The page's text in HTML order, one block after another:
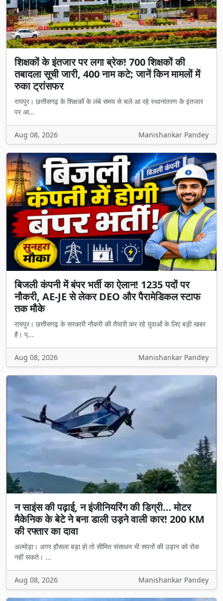
शिक्षकों के इंतजार पर लगा ब्रेक! 700 शिक्षकों की
तबादला सूची जारी, 400 नाम कटे; जानें किन मामलों में
रुका ट्रांसफर
रायपुर। छत्तीसगढ़ के शिक्षकों के लंबे समय से चले आ रहे स्थानांतरण के इंतजार
पर आ...
Aug 08, 2026 Manishankar Pandey
बिजली कंपनी में बंपर भर्ती का ऐलान! 1235 पदों पर
नौकरी, AE-JE से लेकर DEO और पैरामेडिकल स्टाफ
तक मौके
रायपुर। छत्तीसगढ़ के सरकारी नौकरी की तैयारी कर रहे युवाओं के लिए बड़ी खबर
है। प्...
Aug 08, 2026 Manishankar Pandey
न साइंस की पढ़ाई, न इंजीनियरिंग की डिग्री… मोटर
मैकेनिक के बेटे ने बना डाली उड़ने वाली कार! 200 KM
की रफ्तार का दावा
अल्मोड़ा। अगर हौसला बड़ा हो तो सीमित संसाधन भी सपनों की उड़ान को रोक
नहीं सकते। ...
Aug 08, 2026 Manishankar Pandey